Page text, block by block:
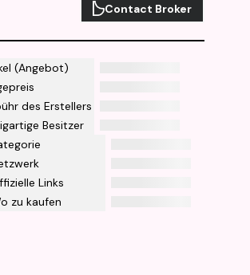
Contact Broker
(Angebot)
des Erstellers
Besitzer
Links
zu kaufen